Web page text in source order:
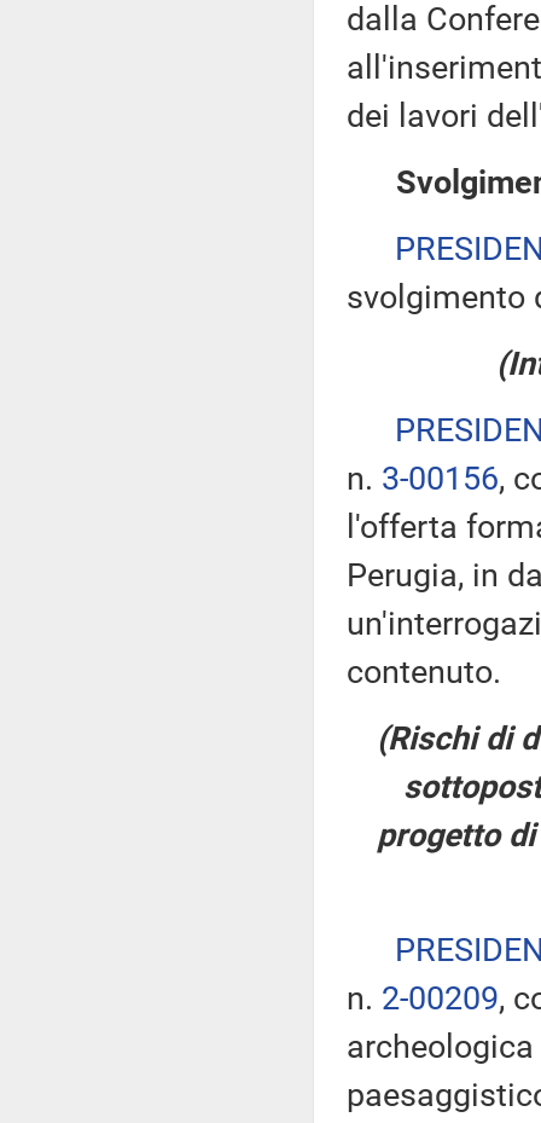
dalla
dei lavori
svolgimento
n. 3-00156,
l'offerta
Perugia, in
contenuto.
(Rischi di
progetto
n. 2-00209,